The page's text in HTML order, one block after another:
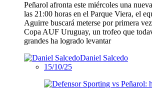
Peñarol afronta este miércoles una
las 21:00 horas en el Parque Viera, el
Aguirre buscará meterse por primera
Copa AUF Uruguay, un trofeo que
grandes ha logrado levantar
Daniel Salcedo
15/10/25